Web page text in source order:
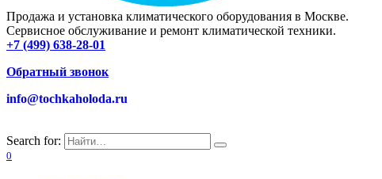
Продажа и установка климатического оборудования в Москве.
Сервисное обслуживание и ремонт климатической техники.
+7 (499) 638-28-01
Обратный звонок
info@tochkaholoda.ru
Search for:
0